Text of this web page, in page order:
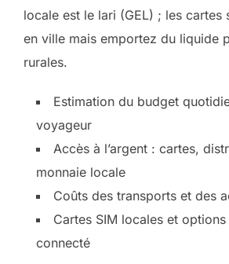
locale est le lari (GEL) ; les cartes
en ville mais emportez du liquide
rurales.
Estimation du budget
voyageur
Accès à l’argent : cartes,
monnaie locale
Coûts des transports et des
Cartes SIM locales et
connecté